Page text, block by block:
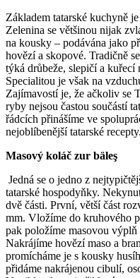
Základem tatarské kuchyně
Zelenina se většinou nijak
na kousky – podávána jako
hovězí a skopové. Tradičně
týká drůbeže, slepičí a kuřecí
Specialitou je však na
Zajímavostí je, že ačkoliv se
ryby nejsou častou součástí
řádcích přinášíme ve
nejoblíbenější tatarské recepty.
Masový koláč zur bäleş
Jedná se o jedno z
tatarské hospodyňky.
dvě části. První, větší část
mm. Vložíme do kruhového
pak položíme masovou
Nakrájíme hovězí maso a
promícháme je s kousky
přidáme nakrájenou cibulí,